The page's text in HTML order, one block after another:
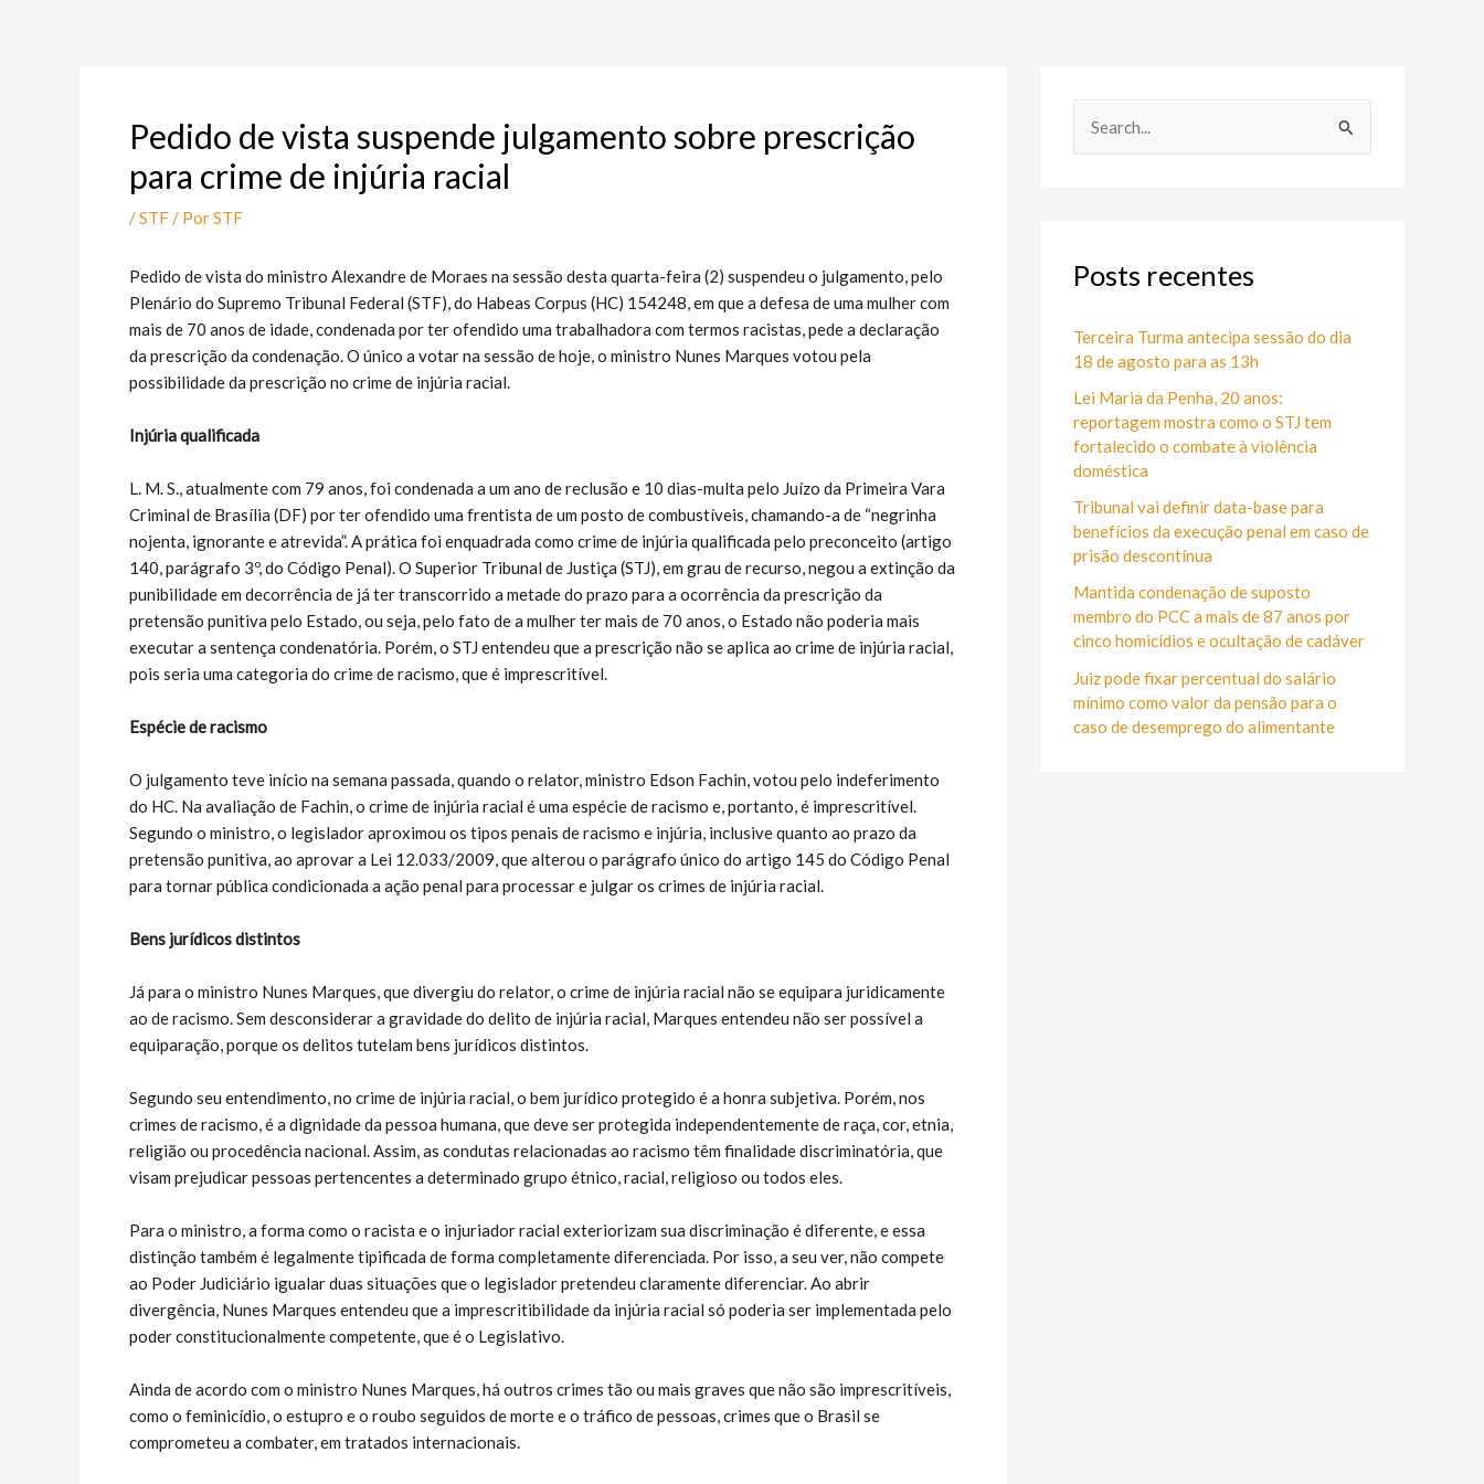
Pedido de vista suspende julgamento sobre prescrição
para crime de injúria racial
/STF/ PorSTF
Pedido de vista do ministro Alexandre de Moraes na sessão desta quarta-feira (2) suspendeu o julgamento, pelo
Plenário do Supremo Tribunal Federal (STF), do Habeas Corpus (HC) 154248, em que a defesa de uma mulher com
mais de 70 anos de idade, condenada por ter ofendido uma trabalhadora com termos racistas, pede a declaração
da prescrição da condenação. O único a votar na sessão de hoje, o ministro Nunes Marques votou pela
possibilidade da prescrição no crime de injúria racial.
Injúria qualificada
L. M. S., atualmente com 79 anos, foi condenada a um ano de reclusão e 10 dias-multa pelo Juízo da Primeira Vara
Criminal de Brasília (DF) por ter ofendido uma frentista de um posto de combustíveis, chamando-a de “negrinha
nojenta, ignorante e atrevida”. A prática foi enquadrada como crime de injúria qualificada pelo preconceito (artigo
140, parágrafo 3º, do Código Penal). O Superior Tribunal de Justiça (STJ), em grau de recurso, negou a extinção da
punibilidade em decorrência de já ter transcorrido a metade do prazo para a ocorrência da prescrição da
pretensão punitiva pelo Estado, ou seja, pelo fato de a mulher ter mais de 70 anos, o Estado não poderia mais
executar a sentença condenatória. Porém, o STJ entendeu que a prescrição não se aplica ao crime de injúria racial,
pois seria uma categoria do crime de racismo, que é imprescritível.
Espécie de racismo
O julgamento teve início na semana passada, quando o relator, ministro Edson Fachin, votou pelo indeferimento
do HC. Na avaliação de Fachin, o crime de injúria racial é uma espécie de racismo e, portanto, é imprescritível.
Segundo o ministro, o legislador aproximou os tipos penais de racismo e injúria, inclusive quanto ao prazo da
pretensão punitiva, ao aprovar a Lei 12.033/2009, que alterou o parágrafo único do artigo 145 do Código Penal
para tornar pública condicionada a ação penal para processar e julgar os crimes de injúria racial.
Bens jurídicos distintos
Já para o ministro Nunes Marques, que divergiu do relator, o crime de injúria racial não se equipara juridicamente
ao de racismo. Sem desconsiderar a gravidade do delito de injúria racial, Marques entendeu não ser possível a
equiparação, porque os delitos tutelam bens jurídicos distintos.
Segundo seu entendimento, no crime de injúria racial, o bem jurídico protegido é a honra subjetiva. Porém, nos
crimes de racismo, é a dignidade da pessoa humana, que deve ser protegida independentemente de raça, cor, etnia,
religião ou procedência nacional. Assim, as condutas relacionadas ao racismo têm finalidade discriminatória, que
visam prejudicar pessoas pertencentes a determinado grupo étnico, racial, religioso ou todos eles.
Para o ministro, a forma como o racista e o injuriador racial exteriorizam sua discriminação é diferente, e essa
distinção também é legalmente tipificada de forma completamente diferenciada. Por isso, a seu ver, não compete
ao Poder Judiciário igualar duas situações que o legislador pretendeu claramente diferenciar. Ao abrir
divergência, Nunes Marques entendeu que a imprescritibilidade da injúria racial só poderia ser implementada pelo
poder constitucionalmente competente, que é o Legislativo.
Ainda de acordo com o ministro Nunes Marques, há outros crimes tão ou mais graves que não são imprescritíveis,
como o feminicídio, o estupro e o roubo seguidos de morte e o tráfico de pessoas, crimes que o Brasil se
comprometeu a combater, em tratados internacionais.
u
s
a
r
p
o
r
:
Posts recentes
Terceira Turma antecipa sessão do dia
18 de agosto para as 13h
Lei Maria da Penha, 20 anos:
reportagem mostra como o STJ tem
fortalecido o combate à violência
doméstica
Tribunal vai definir data-base para
benefícios da execução penal em caso de
prisão descontínua
Mantida condenação de suposto
membro do PCC a mais de 87 anos por
cinco homicídios e ocultação de cadáver
Juiz pode fixar percentual do salário
mínimo como valor da pensão para o
caso de desemprego do alimentante